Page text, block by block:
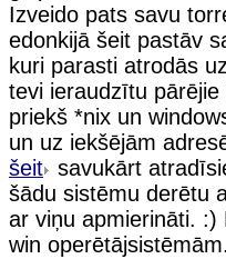
Izveido pats savu
edonkijā šeit pastāv
kuri parasti atrodās
tevi ieraudzītu
priekš *nix un
un uz iekšējām
šeit savukārt
šādu sistēmu derētu
ar viņu apmierināti. :)
win operētājsistēmām.